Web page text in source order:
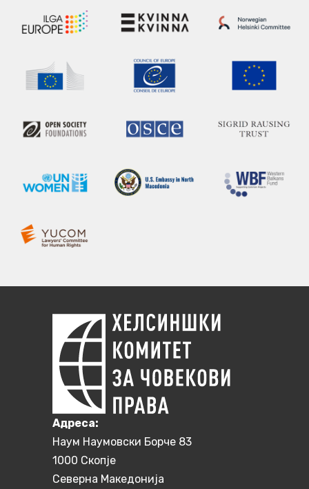
Aдреса:
Наум Наумовски Борче 83
1000 Скопје
Северна Македонија